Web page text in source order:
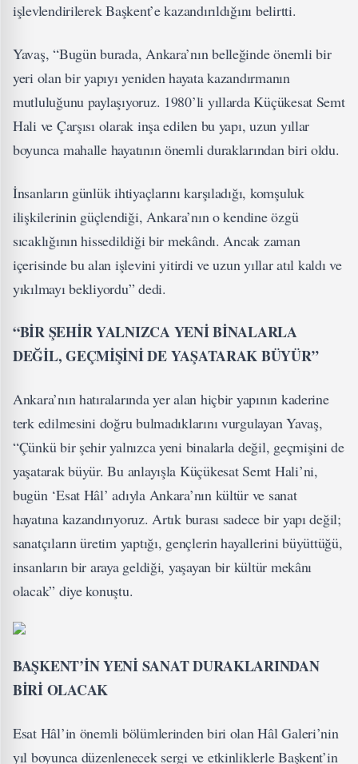
işlevlendirilerek Başkent’e kazandırıldığını belirtti.
Yavaş, “Bugün burada, Ankara’nın belleğinde önemli bir
yeri olan bir yapıyı yeniden hayata kazandırmanın
mutluluğunu paylaşıyoruz. 1980’li yıllarda Küçükesat Semt
Hali ve Çarşısı olarak inşa edilen bu yapı, uzun yıllar
boyunca mahalle hayatının önemli duraklarından biri oldu.
İnsanların günlük ihtiyaçlarını karşıladığı, komşuluk
ilişkilerinin güçlendiği, Ankara’nın o kendine özgü
sıcaklığının hissedildiği bir mekândı. Ancak zaman
içerisinde bu alan işlevini yitirdi ve uzun yıllar atıl kaldı ve
yıkılmayı bekliyordu” dedi.
“BİR ŞEHİR YALNIZCA YENİ BİNALARLA
DEĞİL, GEÇMİŞİNİ DE YAŞATARAK BÜYÜR”
Ankara’nın hatıralarında yer alan hiçbir yapının kaderine
terk edilmesini doğru bulmadıklarını vurgulayan Yavaş,
“Çünkü bir şehir yalnızca yeni binalarla değil, geçmişini de
yaşatarak büyür. Bu anlayışla Küçükesat Semt Hali’ni,
bugün ‘Esat Hâl’ adıyla Ankara’nın kültür ve sanat
hayatına kazandırıyoruz. Artık burası sadece bir yapı değil;
sanatçıların üretim yaptığı, gençlerin hayallerini büyüttüğü,
insanların bir araya geldiği, yaşayan bir kültür mekânı
olacak” diye konuştu.
BAŞKENT’İN YENİ SANAT DURAKLARINDAN
BİRİ OLACAK
Esat Hâl’in önemli bölümlerinden biri olan Hâl Galeri’nin
yıl boyunca düzenlenecek sergi ve etkinliklerle Başkent’in